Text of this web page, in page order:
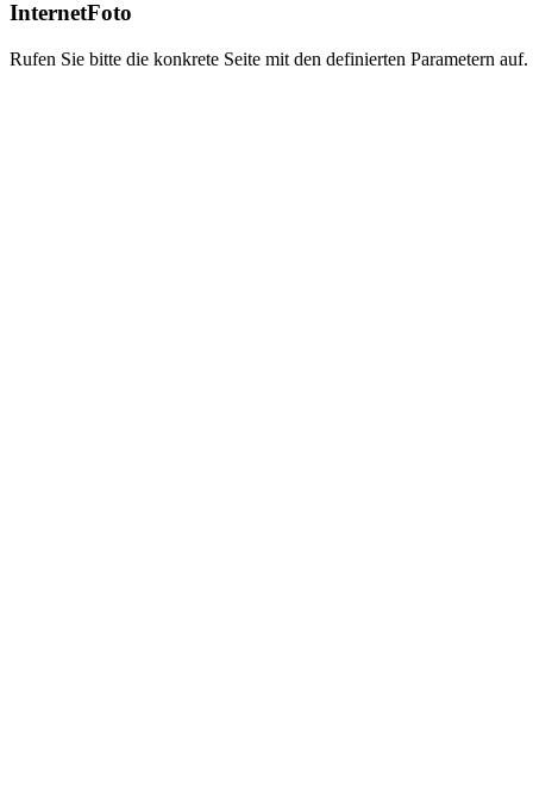
InternetFoto
Rufen Sie bitte die konkrete Seite mit den definierten Parametern auf.